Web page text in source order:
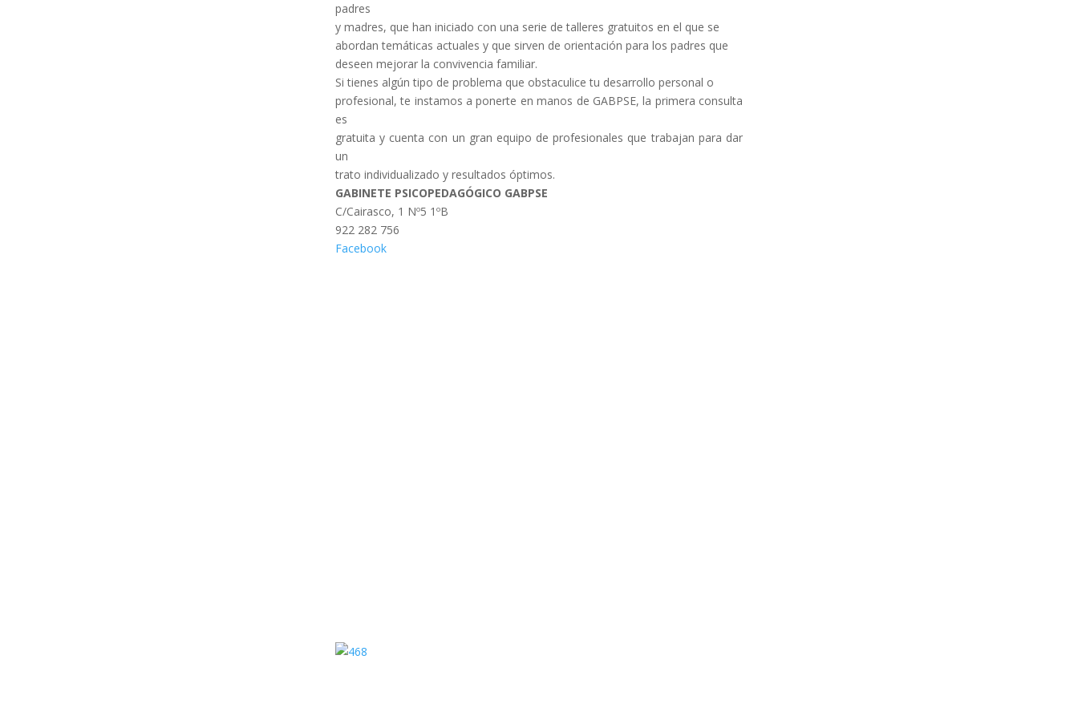
padres
y madres, que han iniciado con una serie de talleres gratuitos en el que se
abordan temáticas actuales y que sirven de orientación para los padres que
deseen mejorar la convivencia familiar.
Si tienes algún tipo de problema que obstaculice tu desarrollo personal o
profesional, te instamos a ponerte en manos de GABPSE, la primera consulta
es
gratuita y cuenta con un gran equipo de profesionales que trabajan para dar
un
trato individualizado y resultados óptimos.
GABINETE PSICOPEDAGÓGICO GABPSE
C/Cairasco, 1 Nº5 1ºB
922 282 756
Facebook